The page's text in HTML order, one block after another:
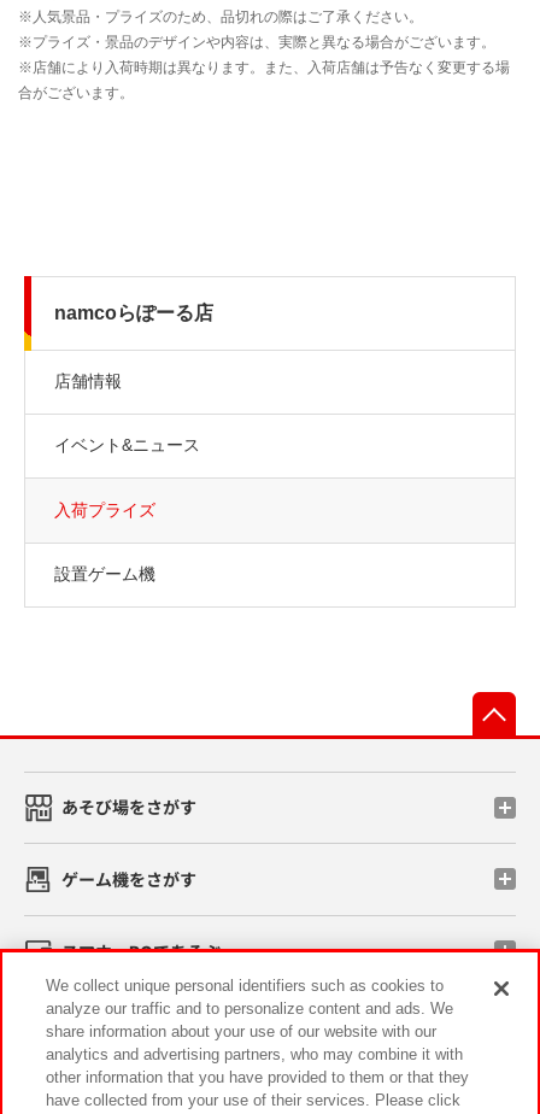
namcoらぽーる店
店舗情報
イベント&ニュース
入荷プライズ
設置ゲーム機
あそび場をさがす
ゲーム機をさがす
スマホ・PCであそぶ
イベント・キャンペーン
We collect unique personal identifiers such as cookies to
analyze our traffic and to personalize content and ads. We
share information about your use of our website with our
analytics and advertising partners, who may combine it with
other information that you have provided to them or that they
have collected from your use of their services. Please click